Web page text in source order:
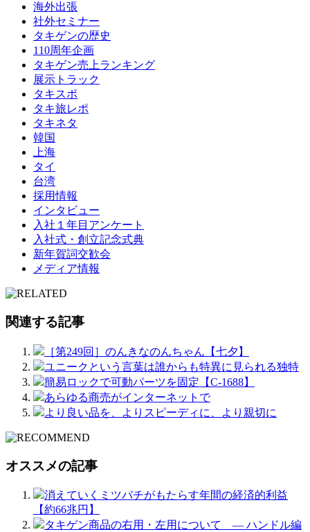
海外出張
社外セミナー
タキゲンの歴史
110周年企画
タキゲン売上ランキング
展示トラック
タキスポ
タキ旅レポ
タキネタ
韓国
上海
タイ
台湾
採用情報
インタビュー
入社１年目アンケート
入社式・創立記念式典
新年賀詞交歓会
メディア情報
関連する記事
［第249回］のんきなのんちゃん【七夕】
ユニークという言葉は誰からも特異に見られる独特
簡易ロックで可動パーツを固定【C-1688】
あらゆる商売がインターネットで
より良い品を、よりスピーディに、より親切に
オススメの記事
消えていくミツバチがもたらす年間の経済的利益
【約66兆円】
タキゲン商品の右用・左用について ― ハンドル編